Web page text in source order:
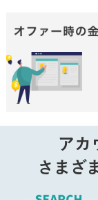
アカ
さまざ